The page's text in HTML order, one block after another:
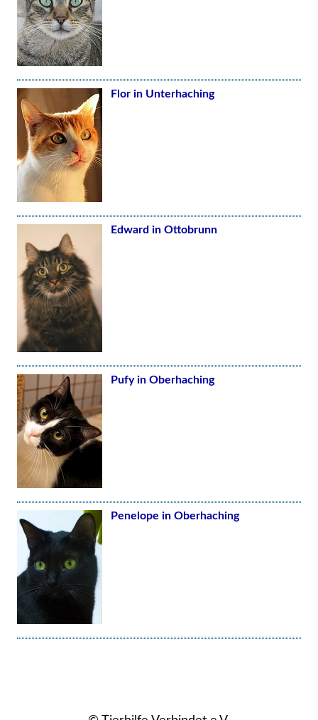
Flor in Unterhaching
Edward in Ottobrunn
Pufy in Oberhaching
Penelope in Oberhaching